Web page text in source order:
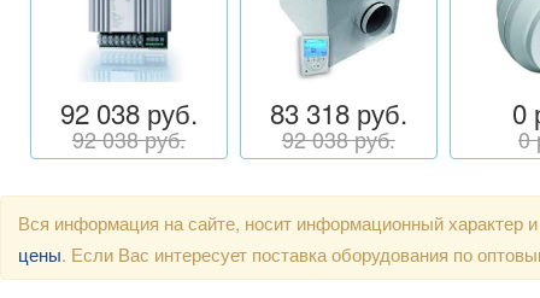
92 038 руб.
92 038 руб.
83 318 руб.
92 038 руб.
0
0
Вся информация на сайте, носит информационный
цены. Если Вас интересует поставка оборудования по